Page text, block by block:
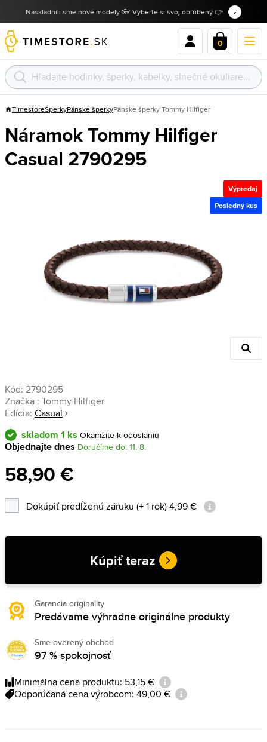
Naskladnili sme nové modely 👓 Vyberte si svoj obľúbený 👉
0
TimestoreŠperkyPánske šperkyPánske šperky Tommy Hilfiger
Náramok Tommy Hilfiger
Casual 2790295
Výpredaj
Posledný kus
Kód: 2790295
Značka : Tommy Hilfiger
Edícia: Casual
skladom 1 ks Okamžite k odoslaniu
Objednajte dnes Doručíme do: 11. 8.
58,90 €
Dokúpiť predĺženú záruku (+ 1 rok) 4,99 €
Kúpiť teraz
Garancia originality
Predávame výhradne originálne produkty
Sme overený obchod
97 % spokojnosť
Minimálna cena produktu: 53,15 €
Odporúčaná cena výrobcom: 49,00 €